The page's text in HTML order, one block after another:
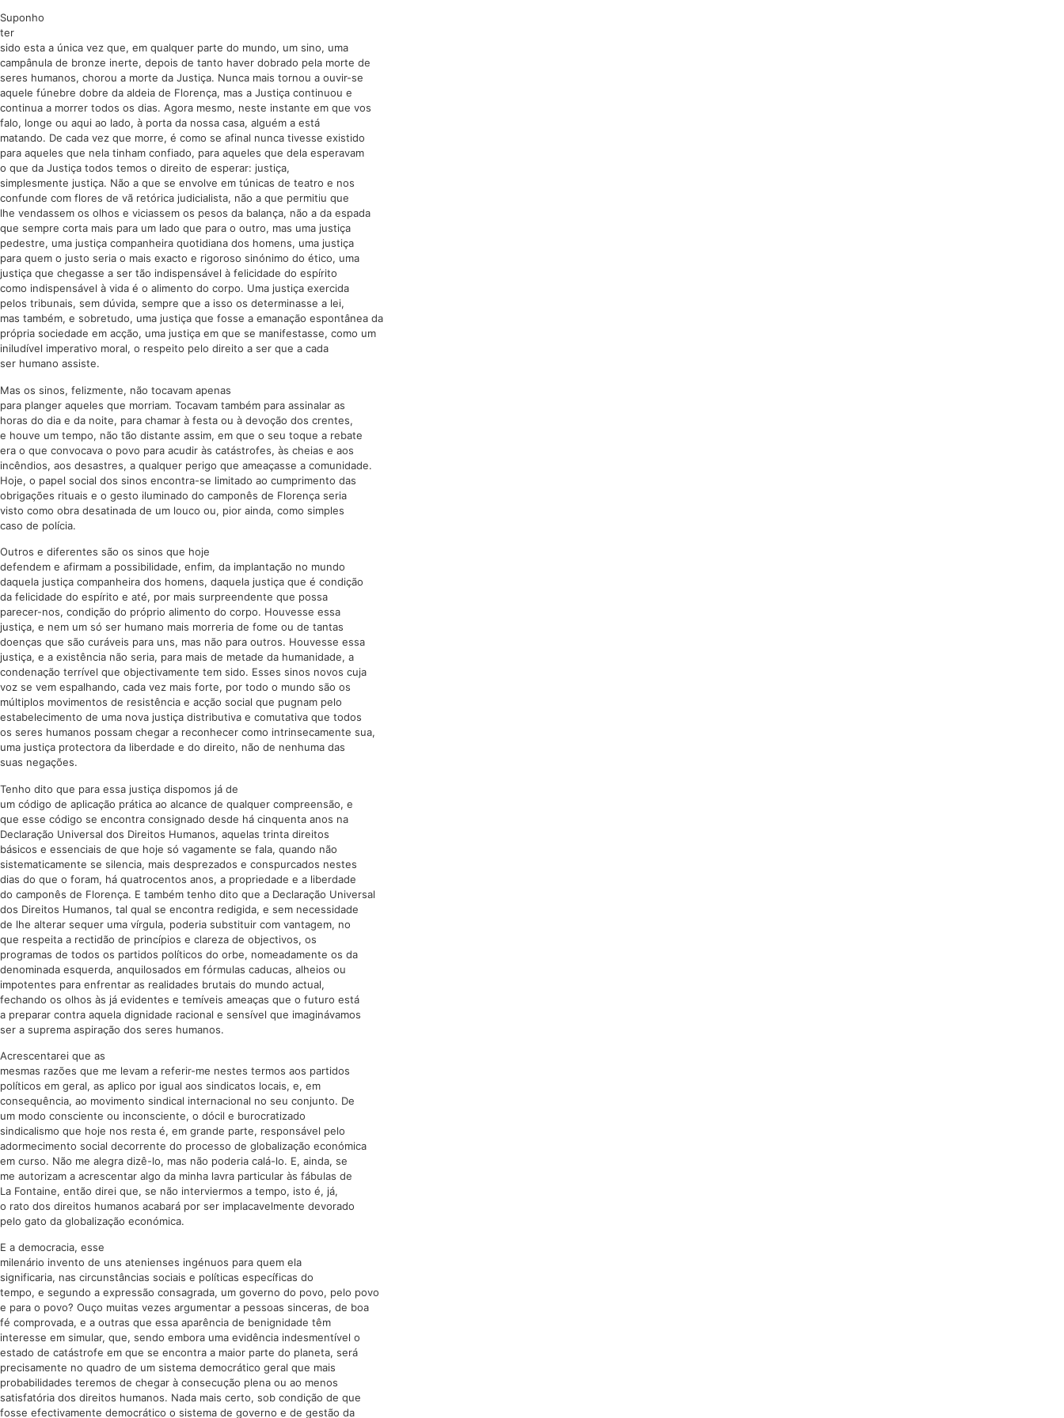
Suponho
ter
sido esta a única vez que, em qualquer parte do mundo, um sino, uma
campânula de bronze inerte, depois de tanto haver dobrado pela morte de
seres humanos, chorou a morte da Justiça. Nunca mais tornou a ouvir-se
aquele fúnebre dobre da aldeia de Florença, mas a Justiça continuou e
continua a morrer todos os dias. Agora mesmo, neste instante em que vos
falo, longe ou aqui ao lado, à porta da nossa casa, alguém a está
matando. De cada vez que morre, é como se afinal nunca tivesse existido
para aqueles que nela tinham confiado, para aqueles que dela esperavam
o que da Justiça todos temos o direito de esperar: justiça,
simplesmente justiça. Não a que se envolve em túnicas de teatro e nos
confunde com flores de vã retórica judicialista, não a que permitiu que
lhe vendassem os olhos e viciassem os pesos da balança, não a da espada
que sempre corta mais para um lado que para o outro, mas uma justiça
pedestre, uma justiça companheira quotidiana dos homens, uma justiça
para quem o justo seria o mais exacto e rigoroso sinónimo do ético, uma
justiça que chegasse a ser tão indispensável à felicidade do espírito
como indispensável à vida é o alimento do corpo. Uma justiça exercida
pelos tribunais, sem dúvida, sempre que a isso os determinasse a lei,
mas também, e sobretudo, uma justiça que fosse a emanação espontânea da
própria sociedade em acção, uma justiça em que se manifestasse, como um
iniludível imperativo moral, o respeito pelo direito a ser que a cada
ser humano assiste.
Mas os sinos, felizmente, não tocavam apenas
para planger aqueles que morriam. Tocavam também para assinalar as
horas do dia e da noite, para chamar à festa ou à devoção dos crentes,
e houve um tempo, não tão distante assim, em que o seu toque a rebate
era o que convocava o povo para acudir às catástrofes, às cheias e aos
incêndios, aos desastres, a qualquer perigo que ameaçasse a comunidade.
Hoje, o papel social dos sinos encontra-se limitado ao cumprimento das
obrigações rituais e o gesto iluminado do camponês de Florença seria
visto como obra desatinada de um louco ou, pior ainda, como simples
caso de polícia.
Outros e diferentes são os sinos que hoje
defendem e afirmam a possibilidade, enfim, da implantação no mundo
daquela justiça companheira dos homens, daquela justiça que é condição
da felicidade do espírito e até, por mais surpreendente que possa
parecer-nos, condição do próprio alimento do corpo. Houvesse essa
justiça, e nem um só ser humano mais morreria de fome ou de tantas
doenças que são curáveis para uns, mas não para outros. Houvesse essa
justiça, e a existência não seria, para mais de metade da humanidade, a
condenação terrível que objectivamente tem sido. Esses sinos novos cuja
voz se vem espalhando, cada vez mais forte, por todo o mundo são os
múltiplos movimentos de resistência e acção social que pugnam pelo
estabelecimento de uma nova justiça distributiva e comutativa que todos
os seres humanos possam chegar a reconhecer como intrinsecamente sua,
uma justiça protectora da liberdade e do direito, não de nenhuma das
suas negações.
Tenho dito que para essa justiça dispomos já de
um código de aplicação prática ao alcance de qualquer compreensão, e
que esse código se encontra consignado desde há cinquenta anos na
Declaração Universal dos Direitos Humanos, aquelas trinta direitos
básicos e essenciais de que hoje só vagamente se fala, quando não
sistematicamente se silencia, mais desprezados e conspurcados nestes
dias do que o foram, há quatrocentos anos, a propriedade e a liberdade
do camponês de Florença. E também tenho dito que a Declaração Universal
dos Direitos Humanos, tal qual se encontra redigida, e sem necessidade
de lhe alterar sequer uma vírgula, poderia substituir com vantagem, no
que respeita a rectidão de princípios e clareza de objectivos, os
programas de todos os partidos políticos do orbe, nomeadamente os da
denominada esquerda, anquilosados em fórmulas caducas, alheios ou
impotentes para enfrentar as realidades brutais do mundo actual,
fechando os olhos às já evidentes e temíveis ameaças que o futuro está
a preparar contra aquela dignidade racional e sensível que imaginávamos
ser a suprema aspiração dos seres humanos.
Acrescentarei que as
mesmas razões que me levam a referir-me nestes termos aos partidos
políticos em geral, as aplico por igual aos sindicatos locais, e, em
consequência, ao movimento sindical internacional no seu conjunto. De
um modo consciente ou inconsciente, o dócil e burocratizado
sindicalismo que hoje nos resta é, em grande parte, responsável pelo
adormecimento social decorrente do processo de globalização económica
em curso. Não me alegra dizê-lo, mas não poderia calá-lo. E, ainda, se
me autorizam a acrescentar algo da minha lavra particular às fábulas de
La Fontaine, então direi que, se não interviermos a tempo, isto é, já,
o rato dos direitos humanos acabará por ser implacavelmente devorado
pelo gato da globalização económica.
E a democracia, esse
milenário invento de uns atenienses ingénuos para quem ela
significaria, nas circunstâncias sociais e políticas específicas do
tempo, e segundo a expressão consagrada, um governo do povo, pelo povo
e para o povo? Ouço muitas vezes argumentar a pessoas sinceras, de boa
fé comprovada, e a outras que essa aparência de benignidade têm
interesse em simular, que, sendo embora uma evidência indesmentível o
estado de catástrofe em que se encontra a maior parte do planeta, será
precisamente no quadro de um sistema democrático geral que mais
probabilidades teremos de chegar à consecução plena ou ao menos
satisfatória dos direitos humanos. Nada mais certo, sob condição de que
fosse efectivamente democrático o sistema de governo e de gestão da